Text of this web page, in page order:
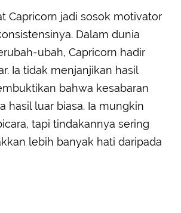
Capricorn jadi sosok motivator
Dalam dunia
ubah, Capricorn hadir
Ia tidak menjanjikan hasil
bahwa kesabaran
hasil luar biasa. Ia mungkin
tapi tindakannya sering
lebih banyak hati daripada